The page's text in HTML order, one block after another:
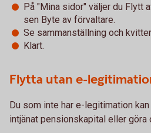
På "Mina sidor" väljer du Flytt
sen Byte av förvaltare.
Se sammanställning och
Klart.
Flytta utan e-
Du som inte har e-legitimation
intjänat pensionskapital eller göra